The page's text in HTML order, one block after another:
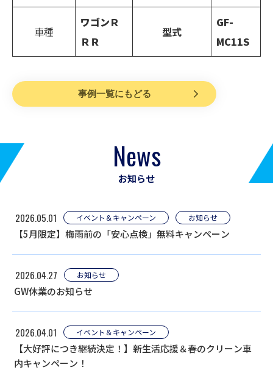
車種
ワゴンＲ
ＲＲ
型式
GF-
MC11S
事例一覧にもどる
News
お知らせ
2026.05.01 イベント＆キャンペーン お知らせ
【5月限定】梅雨前の「安心点検」無料キャンペーン
2026.04.27 お知らせ
GW休業のお知らせ
2026.04.01 イベント＆キャンペーン
【大好評につき継続決定！】新生活応援＆春のクリーン車
内キャンペーン！